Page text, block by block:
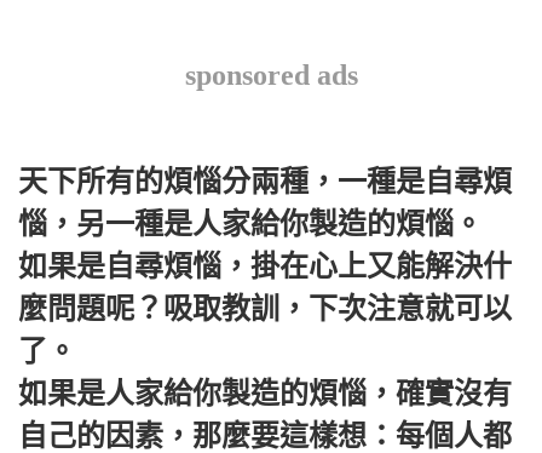
sponsored ads
天下所有的煩惱分兩種，一種是自尋煩
惱，另一種是人家給你製造的煩惱。
如果是自尋煩惱，掛在心上又能解決什
麼問題呢？吸取教訓，下次注意就可以
了。
如果是人家給你製造的煩惱，確實沒有
自己的因素，那麼要這樣想：每個人都